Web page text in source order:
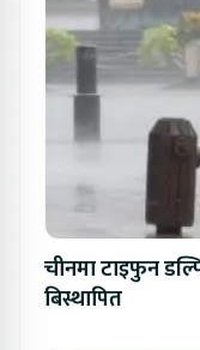
चीनमा टाइफुन
बिस्थापित